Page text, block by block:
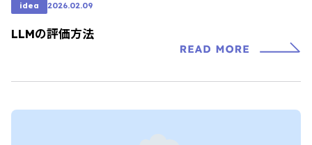
idea 2026.02.09
LLMの評価方法